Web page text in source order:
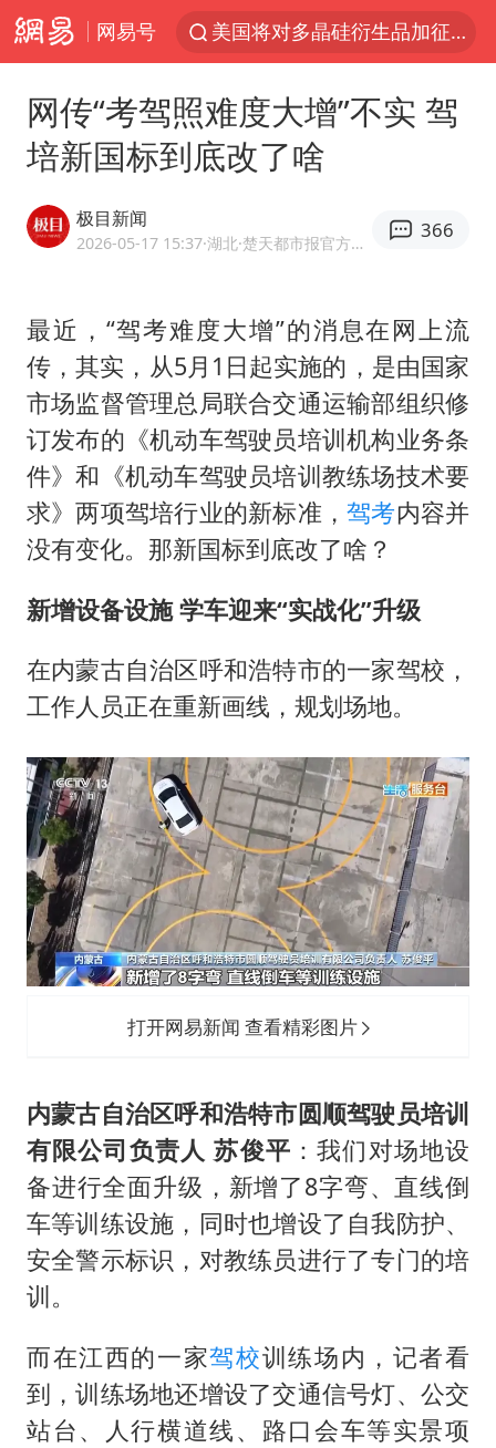
网易号
四川宜宾市发生5.0级左右地震
泰国校园枪击案死亡人数升至7人
女子开一天一夜空调后二氧化碳中毒
“空调24小时开着更省电”不实
70多岁父亲独自坐车到上海看望女儿
OpenAI为免费用户升级GPT-5.6 Luna
“不建议大家买深色蛋糕”
985博士后被曝在妻子孕期出轨后续
网传“考驾照难度大增”不实 驾
培新国标到底改了啥
极目新闻
2026-05-17 15:37·湖北 ·楚天都市报官方网易号
366
最近，“驾考难度大增”的消息在网上流
传，其实，从5月1日起实施的，是由国家
市场监督管理总局联合交通运输部组织修
订发布的《机动车驾驶员培训机构业务条
件》和《机动车驾驶员培训教练场技术要
求》两项驾培行业的新标准，驾考内容并
没有变化。那新国标到底改了啥？
新增设备设施 学车迎来“实战化”升级
在内蒙古自治区呼和浩特市的一家驾校，
工作人员正在重新画线，规划场地。
打开网易新闻 查看精彩图片
内蒙古自治区呼和浩特市圆顺驾驶员培训
有限公司负责人 苏俊平 ：我们对场地设
备进行全面升级，新增了8字弯、直线倒
车等训练设施，同时也增设了自我防护、
安全警示标识，对教练员进行了专门的培
训。
而在江西的一家驾校训练场内，记者看
到，训练场地还增设了交通信号灯、公交
站台、人行横道线、路口会车等实景项